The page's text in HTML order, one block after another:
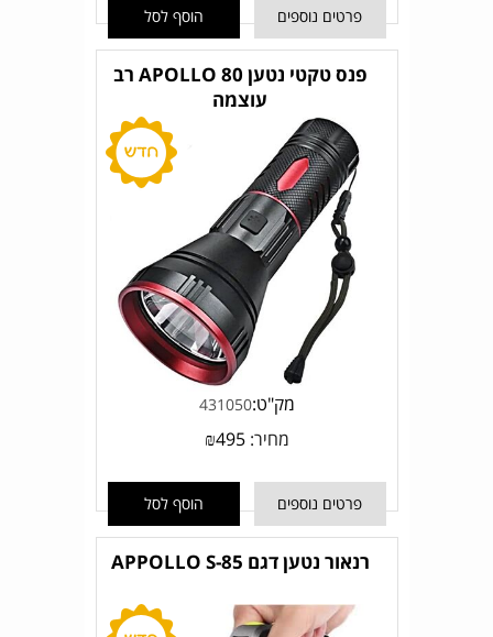
פרטים נוספים הוסף לסל
פנס טקטי נטען APOLLO 80 רב
עוצמה
מק"ט:431050
מחיר: ₪495
פרטים נוספים הוסף לסל
רנאור נטען דגם APPOLLO S-85